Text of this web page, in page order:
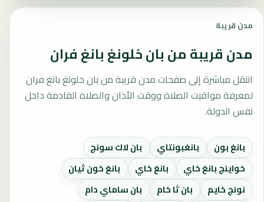
مدن قريبة
مدن قريبة من بان خلونغ بانغ فران
انتقل مباشرة إلى صفحات مدن قريبة من بان خلونغ بانغ فران
لمعرفة مواقيت الصلاة ووقت الأذان والصلاة القادمة داخل
نفس الدولة.
بانغ بون بانغبونتاي
بان لاك سونج
خواينج بانغ خاي
بانغ خاي
بانغ خون ثيان
نونج خايم
بان ثا خام
بان ساماي دام